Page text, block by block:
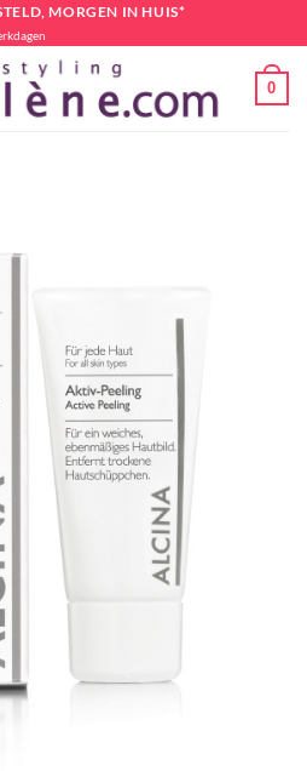
MORGEN IN HUIS*
0